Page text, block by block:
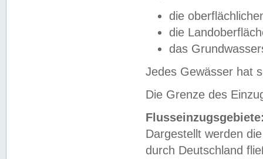
die
die
das
Jedes Gewässer hat
Die Grenze des
Dargestellt werden
durch Deutschland